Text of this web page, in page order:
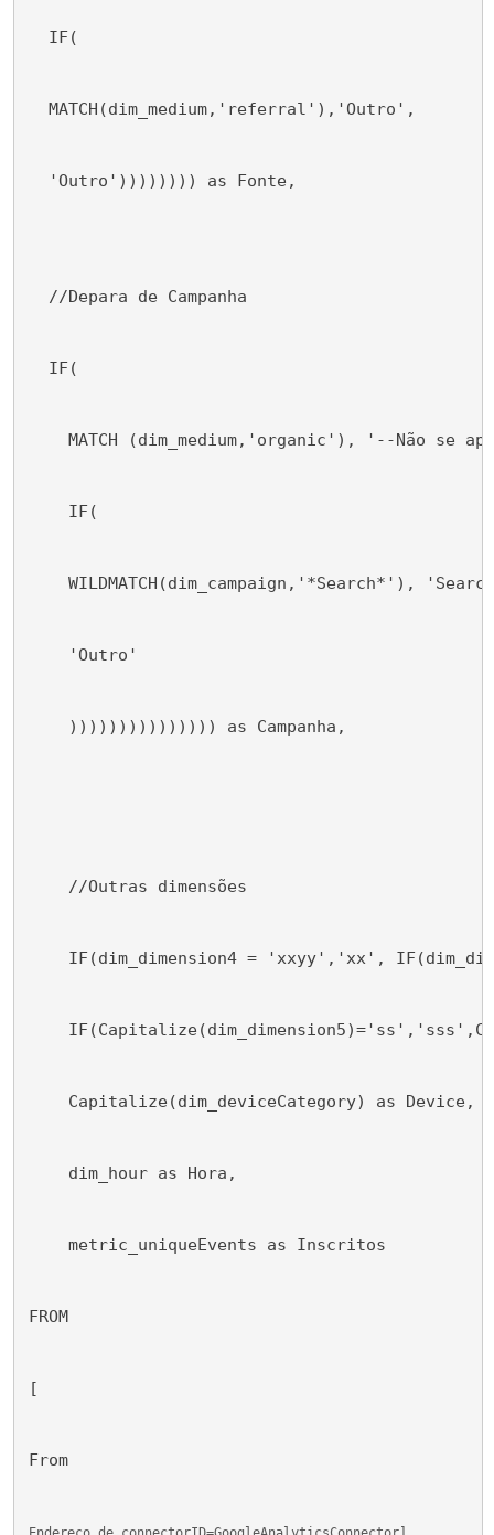
IF(
MATCH(dim_medium,'referral'),'Outro',
'Outro')))))))) as Fonte,
//Depara de Campanha
IF(
MATCH (dim_medium,'organic'), '--Não se
IF(
WILDMATCH(dim_campaign,'*Search*'),
'Outro'
))))))))))))))) as Campanha,
//Outras dimensões
IF(dim_dimension4 = 'xxyy','xx',
Capitalize(dim_deviceCategory) as Device,
dim_hour as Hora,
metric_uniqueEvents as Inscritos
FROM
[
From